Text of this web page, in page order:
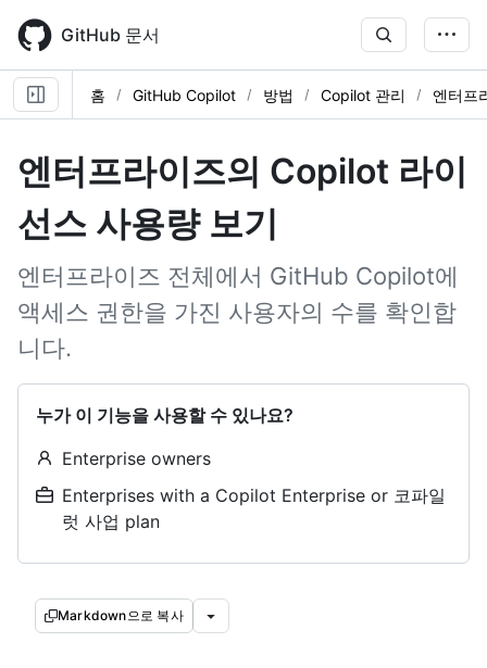
main
content
GitHub 문서
홈 GitHub Copilot 방법 Copilot 관리 엔터프
엔터프라이즈의 Copilot 라이
선스 사용량 보기
엔터프라이즈 전체에서 GitHub Copilot에
액세스 권한을 가진 사용자의 수를 확인합
니다.
누가 이 기능을 사용할 수 있나요?
Enterprise owners
Enterprises with a Copilot Enterprise or 코파일
럿 사업 plan
Markdown으로 복사